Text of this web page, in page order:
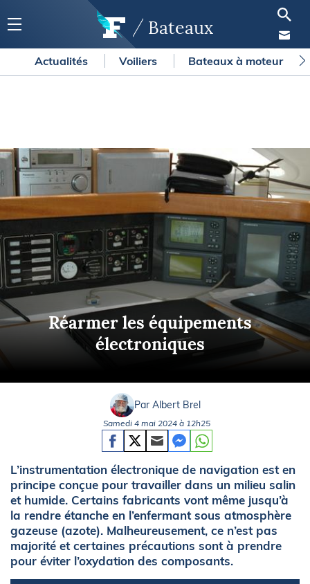
Bateaux
Actualités Voiliers Bateaux à moteur
Réarmer les équipements
électroniques
Par Albert Brel
Samedi 4 mai 2024 à 12h25
L’instrumentation électronique de navigation est en
principe conçue pour travailler dans un milieu salin
et humide. Certains fabricants vont même jusqu’à
la rendre étanche en l’enfermant sous atmosphère
gazeuse (azote). Malheureusement, ce n’est pas
majorité et certaines précautions sont à prendre
pour éviter l’oxydation des composants.